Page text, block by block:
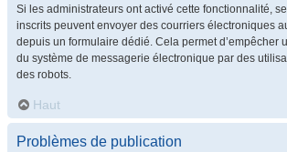
Si les administrateurs ont activé cette fonctionnalité,
inscrits peuvent envoyer des courriers électroniques
depuis un formulaire dédié. Cela permet d’empêcher
du système de messagerie électronique par des
des robots.
Haut
Problèmes de publication